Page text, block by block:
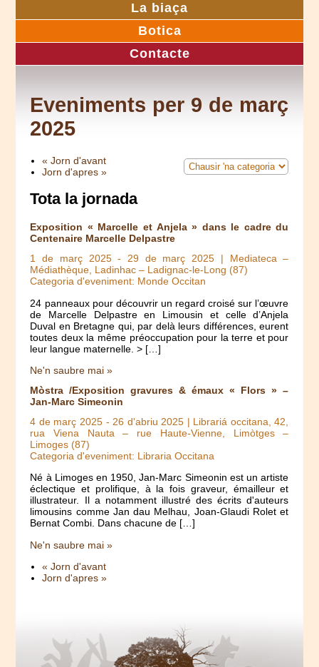
La biaça
Botica
Contacte
Eveniments per 9 de març
2025
« Jorn d'avant
Jorn d'apres »
Tota la jornada
Exposition « Marcelle et Anjela » dans le cadre du
Centenaire Marcelle Delpastre
1 de març 2025- 29 de març 2025 | Mediateca –
Médiathèque, Ladinhac – Ladignac-le-Long (87)
Categoria d'eveniment: Monde Occitan
24 panneaux pour découvrir un regard croisé sur l’œuvre
de Marcelle Delpastre en Limousin et celle d’Anjela
Duval en Bretagne qui, par delà leurs différences, eurent
toutes deux la même préoccupation pour la terre et pour
leur langue maternelle. > […]
Ne'n saubre mai »
Mòstra /Exposition gravures & émaux « Flors » –
Jan-Marc Simeonin
4 de març 2025 - 26 d'abriu 2025 | Librariá occitana, 42,
rua Viena Nauta – rue Haute-Vienne, Limòtges –
Limoges (87)
Categoria d'eveniment: Libraria Occitana
Né à Limoges en 1950, Jan-Marc Simeonin est un artiste
éclectique et prolifique, à la fois graveur, émailleur et
illustrateur. Il a notamment illustré des écrits d'auteurs
limousins comme Jan dau Melhau, Joan-Glaudi Rolet et
Bernat Combi. Dans chacune de […]
Ne'n saubre mai »
« Jorn d'avant
Jorn d'apres »